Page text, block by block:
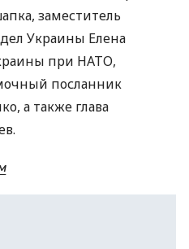
заместитель
Украины Елена
при НАТО,
посланник
а также глава